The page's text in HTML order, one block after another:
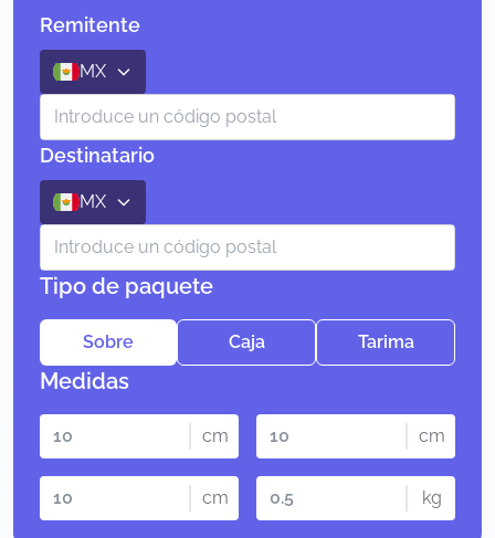
Remitente
MX
Destinatario
MX
Tipo de paquete
Sobre Caja Tarima
Medidas
cm cm
cm kg